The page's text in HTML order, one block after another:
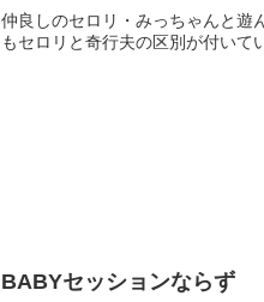
仲良しのセロリ・みっちゃんと遊
もセロリと奇行夫の区別が付いて
BABYセッションならず